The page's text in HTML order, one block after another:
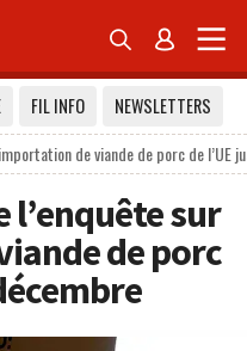
 
FIL INFO
NEWSLETTERS
de viande de porc de l’UE
l’enquête sur
de porc